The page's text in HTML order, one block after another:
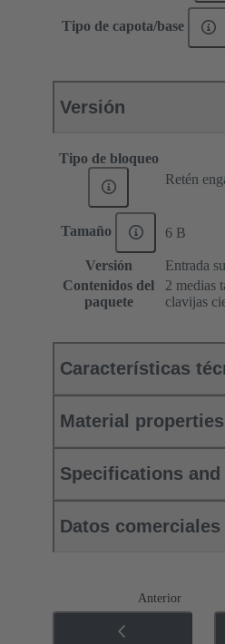
Tipo de capota/base
Versión
Tipo de bloqueo
Retén
Tamaño 6 B
Versión
Entrada
Contenidos del
paquete
2 medias
clavijas
Características
Material properties
Specifications
Datos comerciales
Anterior